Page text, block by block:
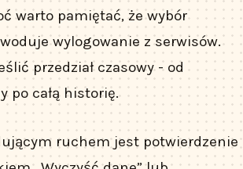
warto pamiętać, że wybór
wylogowanie z serwisów.
przedział czasowy - od
po całą historię.
ruchem jest potwierdzenie